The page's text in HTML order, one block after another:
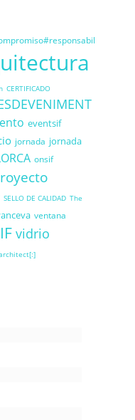
CERTIFICADO
eventsif
jornada jornada
onsif
SELLO DE CALIDAD The
ventana
vidrio